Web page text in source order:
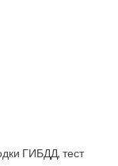
ГИБДД, тест